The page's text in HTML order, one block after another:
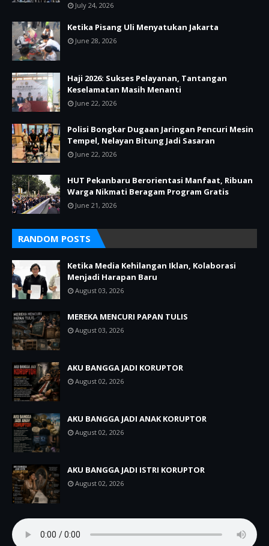
July 24, 2026
Ketika Pisang Uli Menyatukan Jakarta
June 28, 2026
Haji 2026: Sukses Pelayanan, Tantangan
Keselamatan Masih Menanti
June 22, 2026
Polisi Bongkar Dugaan Jaringan Pencuri Mesin
Tempel, Nelayan Bitung Jadi Sasaran
June 22, 2026
HUT Pekanbaru Berorientasi Manfaat, Ribuan
Warga Nikmati Beragam Program Gratis
June 21, 2026
RANDOM POSTS
Ketika Media Kehilangan Iklan, Kolaborasi
Menjadi Harapan Baru
August 03, 2026
MEREKA MENCURI PAPAN TULIS
August 03, 2026
AKU BANGGA JADI KORUPTOR
August 02, 2026
AKU BANGGA JADI ANAK KORUPTOR
August 02, 2026
AKU BANGGA JADI ISTRI KORUPTOR
August 02, 2026